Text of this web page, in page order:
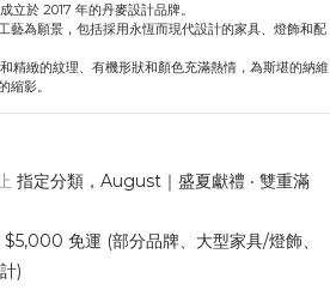
立於 2017 年的丹麥設計品牌。
藝為願景，包括採用永恆而現代設計的家具、燈飾和配
精緻的紋理、有機形狀和顏色充滿熱情，為斯堪的納維
縮影。
指定分類，August｜盛夏獻禮 ‧ 雙重滿
免運 (部分品牌、大型家具/燈飾、
)